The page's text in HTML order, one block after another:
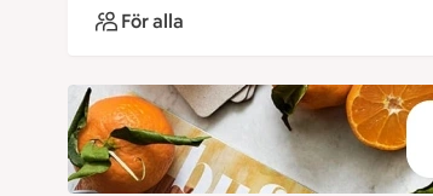
För alla